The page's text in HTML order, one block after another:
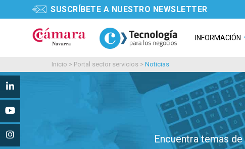
SUSCRÍBETE A NUESTRO NEWSLETTER
INFORMACIÓN
Inicio > Portal sector servicios > Noticias
Encuentra temas